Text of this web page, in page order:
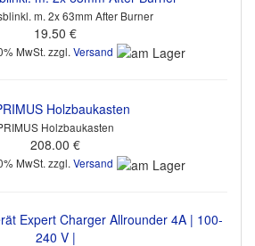
m. 2x 63mm After Burner
19.50 €
MwSt. zzgl. Versand
Holzbaukasten
208.00 €
MwSt. zzgl. Versand